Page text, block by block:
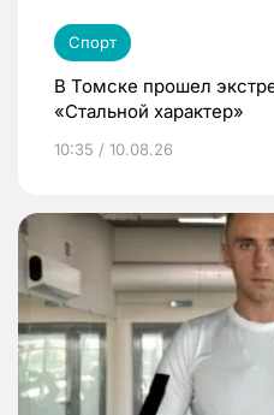
Спорт
В Томске прошел
«Стальной характер»
10:35 / 10.08.26